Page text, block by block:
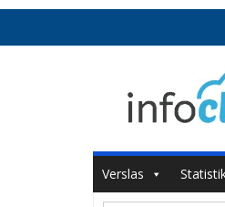
Verslas